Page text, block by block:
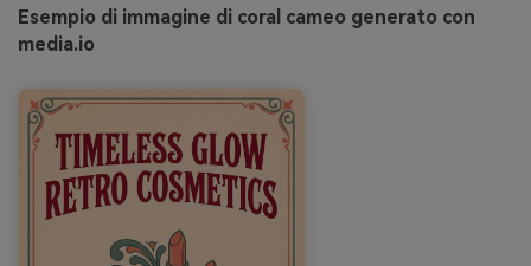
Esempio di immagine di coral cameo generato con
media.io